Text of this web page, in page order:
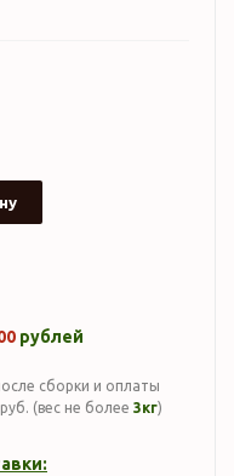
рублей
сборки и оплаты
руб. (вес не более 3кг)